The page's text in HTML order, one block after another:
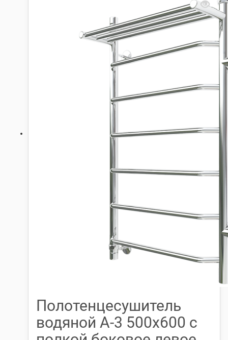
Полотенцесушитель
водяной А-3 500х600 с